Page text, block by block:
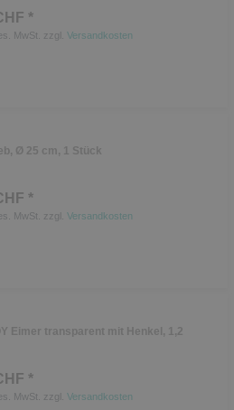
*
MwSt. zzgl. Versandkosten
Ø 25 cm, 1 Stück
*
MwSt. zzgl. Versandkosten
Eimer transparent mit Henkel, 1,2
*
MwSt. zzgl. Versandkosten